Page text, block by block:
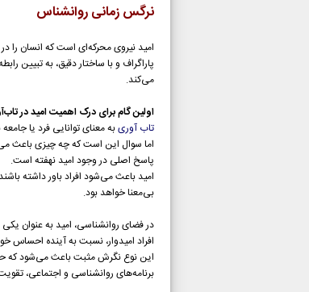
نرگس زمانی روانشناس
امید نیروی محرکه‌ای است که انسان را
پاراگراف و با ساختار دقیق، به
می‌کند.
اولین گام برای درک اهمیت امید در
تاب‌ آوریبه معنای توانایی فرد یا
اما سوال این است که چه چیزی باعث
پاسخ اصلی در وجود امید نهفته است.
امید باعث می‌شود افراد باور داشته
بی‌معنا خواهد بود.
در فضای روانشناسی، امید به عنوان
افراد امیدوار، نسبت به آینده
این نوع نگرش مثبت باعث می‌شود که
برنامه‌های روانشناسی و اجتماعی،